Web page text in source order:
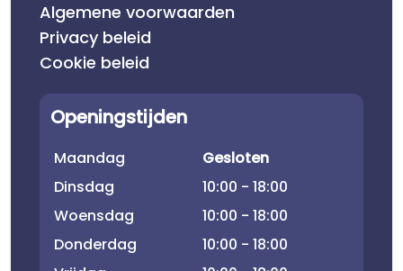
Algemene voorwaarden
Privacy beleid
Cookie beleid
Openingstijden
Maandag
Gesloten
Dinsdag
10:00 - 18:00
Woensdag
10:00 - 18:00
Donderdag
10:00 - 18:00